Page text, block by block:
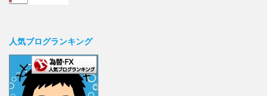
人気ブログランキング